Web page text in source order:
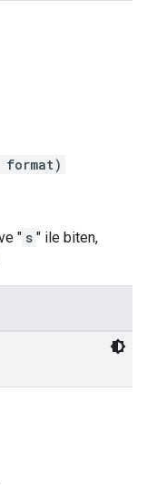
format)
" s " ile biten,